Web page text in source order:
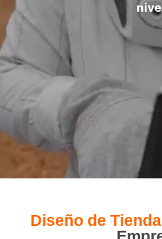
Diseño de